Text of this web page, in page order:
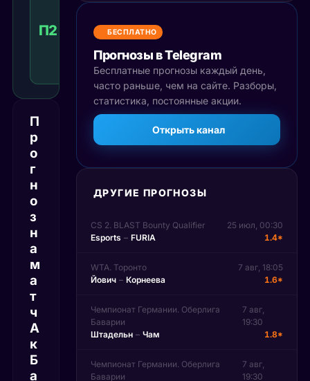
П2 с ОТ
учетом
доп.
времени
Рекомендуемая
КФ1.93
П
р
о
г
н
о
з
н
а
м
а
т
ч
А
к
Б
а
БЕСПЛАТНО
Прогнозы в Telegram
Бесплатные прогнозы каждый день,
часто раньше, чем на сайте. Разборы,
статистика, постоянные акции.
Открыть канал
ДРУГИЕ ПРОГНОЗЫ
CS 2. BLAST Bounty Qualifier
25 июл, 00:30
Esports – FURIA 1.4*
WTA. Торонто
7 авг, 18:05
Йович – Корнеева 1.6*
Чемпионат Германии. Оберлига
Баварии
7 авг,
19:30
Штадельн – Чам 1.8*
Чемпионат Германии. Оберлига
Баварии
7 авг,
19:30